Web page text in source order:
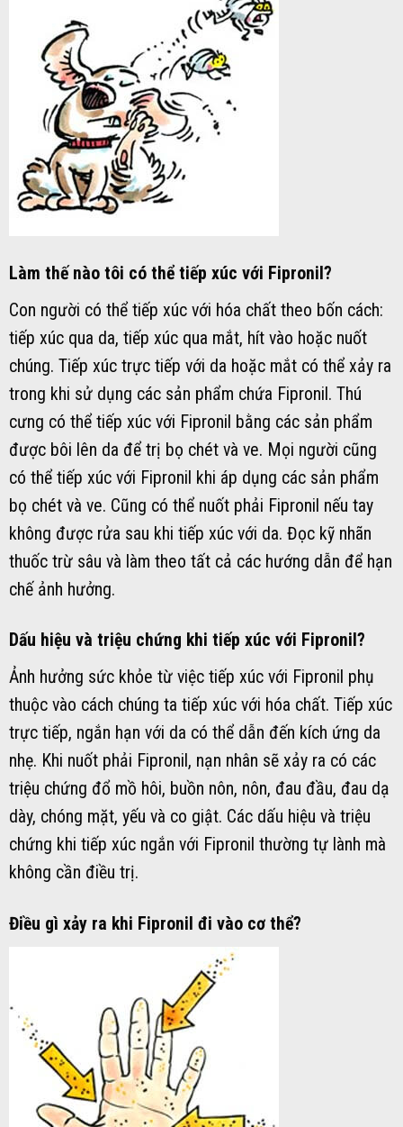
Làm thế nào tôi có thể tiếp xúc với Fipronil?
Con người có thể tiếp xúc với hóa chất theo bốn cách:
tiếp xúc qua da, tiếp xúc qua mắt, hít vào hoặc nuốt
chúng. Tiếp xúc trực tiếp với da hoặc mắt có thể xảy ra
trong khi sử dụng các sản phẩm chứa Fipronil. Thú
cưng có thể tiếp xúc với Fipronil bằng các sản phẩm
được bôi lên da để trị bọ chét và ve. Mọi người cũng
có thể tiếp xúc với Fipronil khi áp dụng các sản phẩm
bọ chét và ve. Cũng có thể nuốt phải Fipronil nếu tay
không được rửa sau khi tiếp xúc với da. Đọc kỹ nhãn
thuốc trừ sâu và làm theo tất cả các hướng dẫn để hạn
chế ảnh hưởng.
Dấu hiệu và triệu chứng khi tiếp xúc với Fipronil?
Ảnh hưởng sức khỏe từ việc tiếp xúc với Fipronil phụ
thuộc vào cách chúng ta tiếp xúc với hóa chất. Tiếp xúc
trực tiếp, ngắn hạn với da có thể dẫn đến kích ứng da
nhẹ. Khi nuốt phải Fipronil, nạn nhân sẽ xảy ra có các
triệu chứng đổ mồ hôi, buồn nôn, nôn, đau đầu, đau dạ
dày, chóng mặt, yếu và co giật. Các dấu hiệu và triệu
chứng khi tiếp xúc ngắn với Fipronil thường tự lành mà
không cần điều trị.
Điều gì xảy ra khi Fipronil đi vào cơ thể?